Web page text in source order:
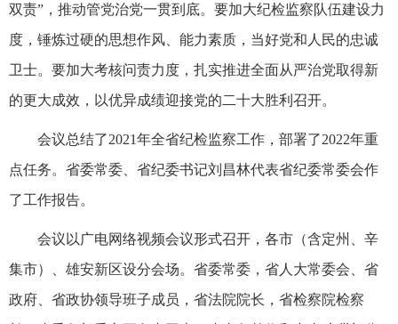
双责”，推动管党治党一贯到底。要加大纪检监察队伍建设力
度，锤炼过硬的思想作风、能力素质，当好党和人民的忠诚
卫士。要加大考核问责力度，扎实推进全面从严治党取得新
的更大成效，以优异成绩迎接党的二十大胜利召开。
会议总结了2021年全省纪检监察工作，部署了2022年重
点任务。省委常委、省纪委书记刘昌林代表省纪委常委会作
了工作报告。
会议以广电网络视频会议形式召开，各市（含定州、辛
集市）、雄安新区设分会场。省委常委，省人大常委会、省
政府、省政协领导班子成员，省法院院长，省检察院检察